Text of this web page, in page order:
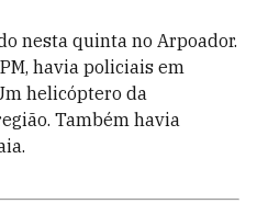
nesta quinta no Arpoador.
havia policiais em
helicóptero da
Também havia